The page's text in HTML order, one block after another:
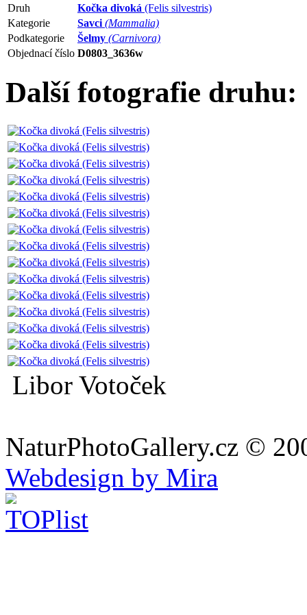
Druh
Kočka divoká (Felis silvestris)
Kategorie
Savci (Mammalia)
Podkategorie
Šelmy (Carnivora)
Objednací číslo D0803_3636w
Další fotografie
Libor Votoček
NaturPhotoGallery.cz ©
Webdesign by Mira